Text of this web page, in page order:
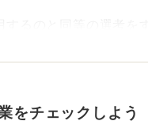
るのと同等の選考を
ていても仕方ありま
をチェックしよう